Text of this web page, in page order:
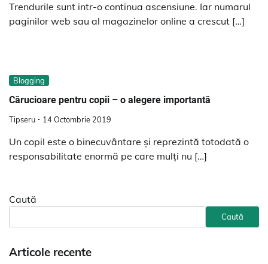
Trendurile sunt intr-o continua ascensiune. Iar numarul
paginilor web sau al magazinelor online a crescut […]
Blogging
Cărucioare pentru copii – o alegere importantă
Tipseru 14 Octombrie 2019
Un copil este o binecuvântare și reprezintă totodată o
responsabilitate enormă pe care mulți nu […]
Caută
Caută
Articole recente